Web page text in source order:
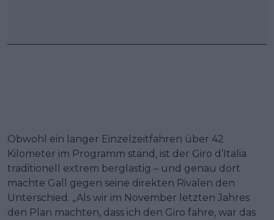
Obwohl ein langer Einzelzeitfahren über 42
Kilometer im Programm stand, ist der Giro d’Italia
traditionell extrem berglastig – und genau dort
machte Gall gegen seine direkten Rivalen den
Unterschied. „Als wir im November letzten Jahres
den Plan machten, dass ich den Giro fahre, war das